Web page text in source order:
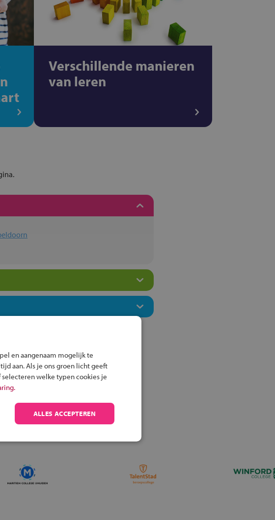
Verschillende manieren
van leren
melden bij
en aangenaam mogelijk te
aan. Als je ons groen licht geeft
welke typen cookies je
ALLES ACCEPTEREN